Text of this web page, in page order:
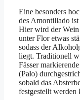
Eine besonders
des Amontillado
Hier wird der Wein
unter Flor etwas
sodass der
liegt. Traditionell
Fässer
(Palo)
sobald das
festgestellt werden